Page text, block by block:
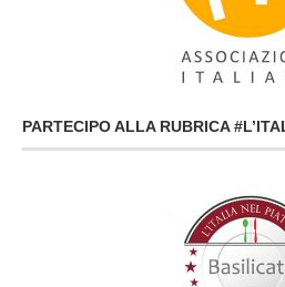
PARTECIPO ALLA RUBRICA